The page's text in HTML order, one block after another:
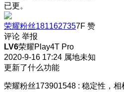
已更。
荣耀粉丝1811627357F 赞
评论 举报
LV6荣耀Play4T Pro
2020-9-16 17:24 属地未知
更新了什么功能
荣耀粉丝173901548 : 稳定性，相